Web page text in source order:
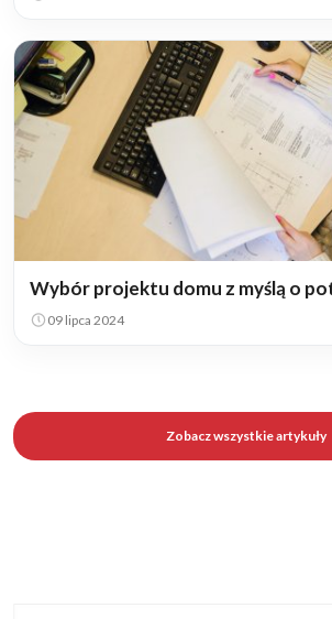
Wybór projektu domu z myślą o
09 lipca 2024
Zobacz wszystkie artykuły